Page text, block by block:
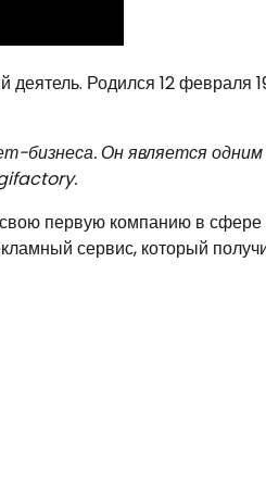
деятель. Родился 12 февраля
бизнеса. Он является одним
свою первую компанию в сфере
сервис, который